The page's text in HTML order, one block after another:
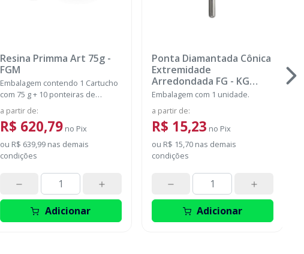
Resina Primma Art 75g-
FGM
Embalagem contendo 1 Cartucho
com 75 g + 10 ponteiras de
automistura
a partir de:
R$ 620,79 no Pix
ou R$ 639,99nas demais
condições
Adicionar
Ponta Diamantada Cônica
Extremidade
Arredondada FG - KG
SORENSEN
Embalagem com 1 unidade.
a partir de:
R$ 15,23 no Pix
ou R$ 15,70nas demais
condições
Adicionar